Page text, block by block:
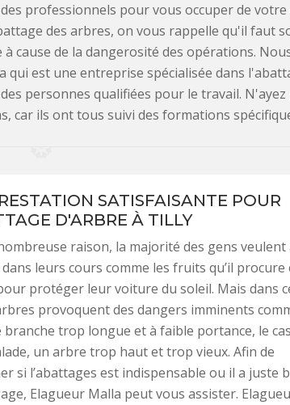
professionnels pour vous occuper de votre
des arbres, on vous rappelle qu'il faut
cause de la dangerosité des opérations.
qui est une entreprise spécialisée dans
personnes qualifiées pour le travail. N'ayez
car ils ont tous suivi des formations
SATISFAISANTE POUR
D'ARBRE À TILLY
raison, la majorité des gens veulent
leurs cours comme les fruits qu’il procure
protéger leur voiture du soleil. Mais dans
provoquent des dangers imminents
branche trop longue et à faible portance, le
un arbre trop haut et trop vieux. Afin de
si l’abattages est indispensable ou il a juste
Elagueur Malla peut vous assister.